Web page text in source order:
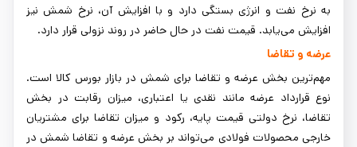
به نرخ نفت و انرژی بستگی دارد و با افزایش آن، نرخ شمش نیز
افزایش می‌یابد. قیمت نفت در حال حاضر در روند نزولی قرار دارد.
عرضه و تقاضا
مهم‌ترین بخش عرضه و تقاضا برای شمش در بازار بورس کالا است.
نوع قرارداد عرضه مانند نقدی یا اعتباری، میزان رقابت در بخش
تقاضا، نرخ دولتی قیمت پایه، رکود و میزان تقاضا برای مشتریان
خارجی محصولات فولادی می‌تواند بر بخش عرضه و تقاضا شمش در